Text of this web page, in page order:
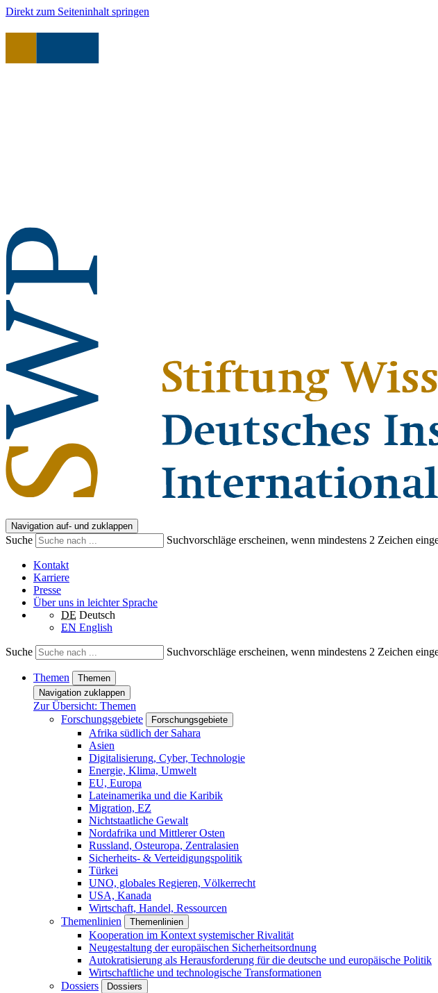
Direkt zum Seiteninhalt springen
Navigation auf- und zuklappen
Suche Suchvorschläge erscheinen, wenn mindestens 2 Zeichen
Kontakt
Karriere
Presse
Über uns in leichter Sprache
DE Deutsch
EN English
Suche Suchvorschläge erscheinen, wenn mindestens 2 Zeichen
Themen
Themen
Navigation zuklappen
Zur Übersicht: Themen
Forschungsgebiete
Forschungsgebiete
Afrika südlich der Sahara
Asien
Digitalisierung, Cyber, Technologie
Energie, Klima, Umwelt
EU, Europa
Lateinamerika und die Karibik
Migration, EZ
Nichtstaatliche Gewalt
Nordafrika und Mittlerer Osten
Russland, Osteuropa, Zentralasien
Sicherheits- & Verteidigungspolitik
Türkei
UNO, globales Regieren, Völkerrecht
USA, Kanada
Wirtschaft, Handel, Ressourcen
Themenlinien
Themenlinien
Kooperation im Kontext systemischer Rivalität
Neugestaltung der europäischen Sicherheitsordnung
Autokratisierung als Herausforderung für die deutsche und europäische Politik
Wirtschaftliche und technologische Transformationen
Dossiers
Dossiers